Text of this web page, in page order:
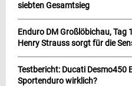
siebten Gesamtsieg
Enduro DM Großlöbichau, Tag
Henry Strauss sorgt für die
Testbericht: Ducati Desmo450
Sportenduro wirklich?